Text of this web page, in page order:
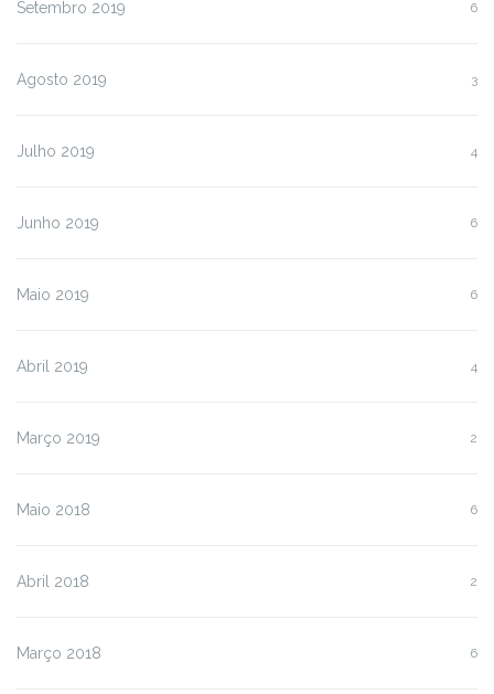
Setembro 2019 6
Agosto 2019 3
Julho 2019 4
Junho 2019 6
Maio 2019 6
Abril 2019 4
Março 2019 2
Maio 2018 6
Abril 2018 2
Março 2018 6